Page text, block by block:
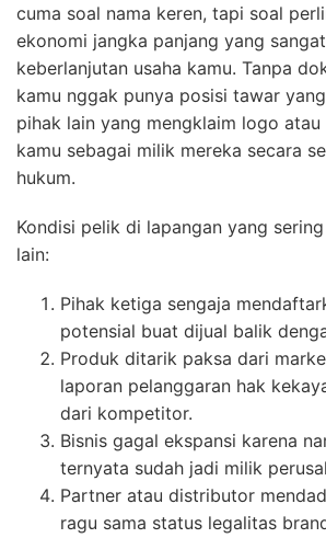
cuma soal nama keren, tapi soal
ekonomi jangka panjang yang
keberlanjutan usaha kamu. Tanpa
kamu nggak punya posisi tawar
pihak lain yang mengklaim logo
kamu sebagai milik mereka secara
hukum.
Kondisi pelik di lapangan yang
lain:
Pihak ketiga sengaja
potensial buat dijual balik
Produk ditarik paksa dari
laporan pelanggaran hak
dari kompetitor.
Bisnis gagal ekspansi karena
ternyata sudah jadi milik
Partner atau distributor
ragu sama status legalitas